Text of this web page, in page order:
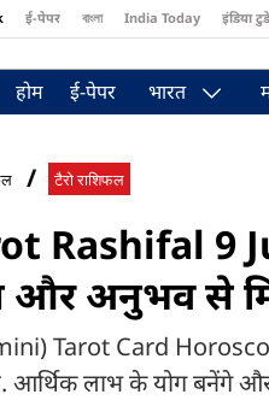
ई-पेपर বাংলা India Today इंडिया
होम ई-पेपर भारत
टैरो राशिफल
Rashifal 9
अनुभव से
Tarot Card
आर्थिक लाभ के योग बनेंगे